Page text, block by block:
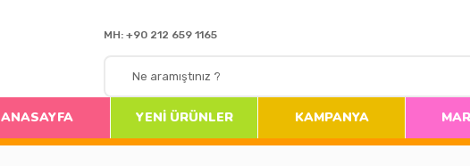
MH: +90 212 659 1165
ANASAYFA YENİ ÜRÜNLER KAMPANYA